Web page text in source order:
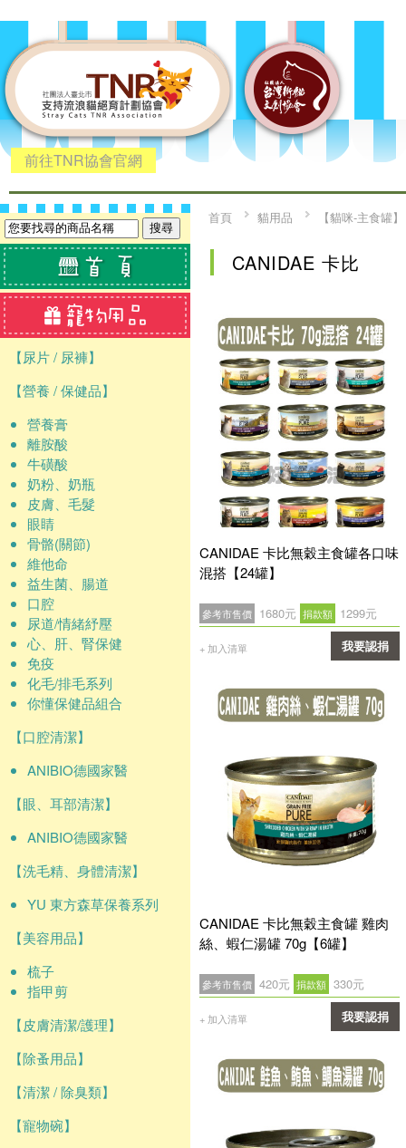
前往TNR協會官網
【尿片 / 尿褲】
【營養 / 保健品】
營養膏
離胺酸
牛磺酸
奶粉、奶瓶
皮膚、毛髮
眼睛
骨骼(關節)
維他命
益生菌、腸道
口腔
尿道/情緒紓壓
心、肝、腎保健
免疫
化毛/排毛系列
你懂保健品組合
【口腔清潔】
ANIBIO德國家醫
【眼、耳部清潔】
ANIBIO德國家醫
【洗毛精、身體清潔】
YU 東方森草保養系列
【美容用品】
梳子
指甲剪
【皮膚清潔/護理】
【除蚤用品】
【清潔 / 除臭類】
【寵物碗】
首頁 貓用品 【貓咪-主食罐】
CANIDAE 卡比
CANIDAE 卡比無穀主食罐各口味
混搭【24罐】
參考市售價 1680元 捐款額 1299元
+ 加入清單 我要認捐
CANIDAE 卡比無穀主食罐 雞肉
絲、蝦仁湯罐 70g【6罐】
參考市售價 420元 捐款額 330元
+ 加入清單 我要認捐